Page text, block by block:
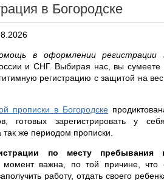
в Богородске
в оформлении регистрации
и СНГ. Выбирая нас, вы сумеете
регистрацию с защитой на
прописки в Богородске
готовых зарегистрировать у себя,
же периодом прописки.
по месту пребывания
момент важна, по той причине, что
работу, отдать своего